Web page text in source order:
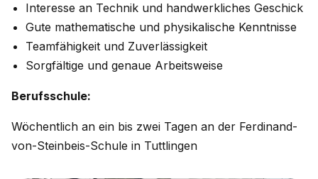
Interesse an Technik und handwerkliches Geschick
Gute mathematische und physikalische Kenntnisse
Teamfähigkeit und Zuverlässigkeit
Sorgfältige und genaue Arbeitsweise
Berufsschule:
Wöchentlich an ein bis zwei Tagen an der Ferdinand-
von-Steinbeis-Schule in Tuttlingen